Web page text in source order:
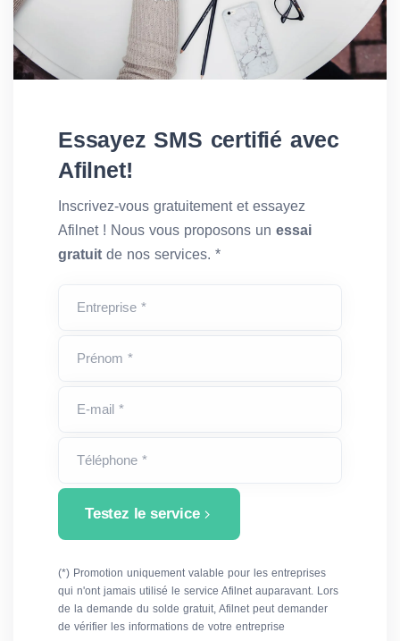
Essayez SMS certifié avec
Afilnet!
Inscrivez-vous gratuitement et essayez
Afilnet ! Nous vous proposons un essai
gratuit de nos services. *
Entreprise *
Prénom *
E-mail *
Téléphone *
Testez le service
(*) Promotion uniquement valable pour les entreprises
qui n'ont jamais utilisé le service Afilnet auparavant. Lors
de la demande du solde gratuit, Afilnet peut demander
de vérifier les informations de votre entreprise